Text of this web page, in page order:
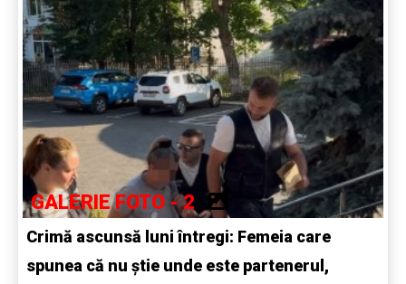
GALERIE FOTO - 2
Crimă ascunsă luni întregi: Femeia care
spunea că nu știe unde este partenerul,